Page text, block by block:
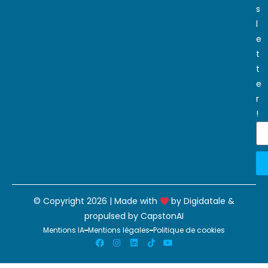
s
l
e
t
t
e
r
!
© Copyright 2026 | Made with byDigidatale &
propulsed by CapstonAI
Mentions IA Mentions légales Politique de cookies